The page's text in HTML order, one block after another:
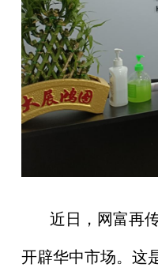
近 日，网富再
开辟华中市场。这